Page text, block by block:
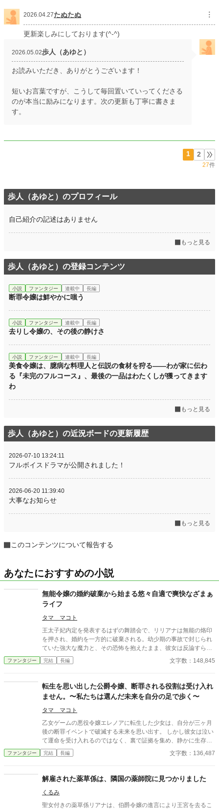
2026.04.27たぬたぬ ︙
更新楽しみにしております(^-^)
2026.05.02歩人（あゆと）
お読みいただき、ありがとうございます！
短いお言葉ですが、こうして毎回置いていってくださる
のが本当に励みになります。次の更新も丁寧に書きま
す。
1 2
27件
歩人（あゆと）のプロフィール
自己紹介の記述はありません
もっと見る
歩人（あゆと）の登録コンテンツ
小説 ファンタジー 連載中 長編
断罪令嬢は鮮やかに嗤う
小説 ファンタジー 連載中 長編
去りし令嬢の、その後の静けさ
小説 ファンタジー 連載中 長編
美食令嬢は、臆病な料理人と伝説の食材を狩る——わが家に伝わ
る『未完のフルコース』、最後の一品はわたくしが獲ってきます
わ
もっと見る
歩人（あゆと）の近況ボードの更新履歴
2026-07-10 13:24:11
フルボイスドラマが公開されました！
2026-06-20 11:39:40
大事なお知らせ
もっと見る
このコンテンツについて報告する
あなたにおすすめの小説
無能令嬢の婚約破棄から始まる悠々自適で爽快なざまぁ
ライフ
タマ マコト
王太子妃内定を発表するはずの舞踏会で、リリアナは無能の烙印
を押され、婚約を一方的に破棄される。幼少期の事故で封じられ
ていた強大な魔力と、その恐怖を抱えたまま、彼女は反論すらで
きず王都から追放される。だがその裏では、宰相派による政治的
策略と、彼女の力を利用し隠してきた王家と貴族の思惑が渦巻い
分の意思で生きる」選択を迫られ、死地と呼ばれる北辺境へと旅
立つ。
ファンタジー 完結 長編 文字数：148,845
転生を思い出した公爵令嬢、断罪される役割は受け入れ
ません。〜私たちは選んだ未来を自分の足で歩く〜
タマ マコト
乙女ゲームの悪役令嬢エレノアに転生した少女は、自分が三ヶ月
後の断罪イベントで破滅する未来を思い出す。 しかし彼女は泣い
て運命を受け入れるのではなく、裏で証拠を集め、静かに生存ル
ートを探り始める。 一方、完璧な王太子ルークヴィスは、平民少
女ミリアに心を救われ、少しずつ婚約者エレノアから距離を置き
変に気づく。 だが彼は助けるどころか、彼女を試すように笑って
件が次々発生する。 だが彼女は知ってしまう。 誰かが、自分
を“悪役令嬢”にしようとしていることを。
ファンタジー 完結 長編 文字数：136,487
解雇された薬草係は、隣国の薬師院に見つかりました
くるみ
聖女付きの薬草係リアナは、伯爵令嬢の進言により王宮を去るこ